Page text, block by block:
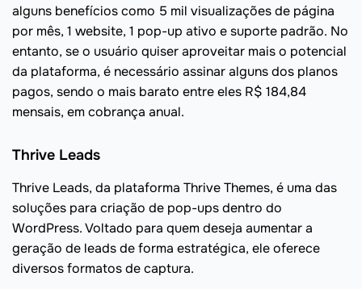
alguns benefícios como 5 mil visualizações de página
por mês, 1 website, 1 pop-up ativo e suporte padrão. No
entanto, se o usuário quiser aproveitar mais o potencial
da plataforma, é necessário assinar alguns dos planos
pagos, sendo o mais barato entre eles R$ 184,84
mensais, em cobrança anual.
Thrive Leads
Thrive Leads, da plataforma Thrive Themes, é uma das
soluções para criação de pop-ups dentro do
WordPress. Voltado para quem deseja aumentar a
geração de leads de forma estratégica, ele oferece
diversos formatos de captura.